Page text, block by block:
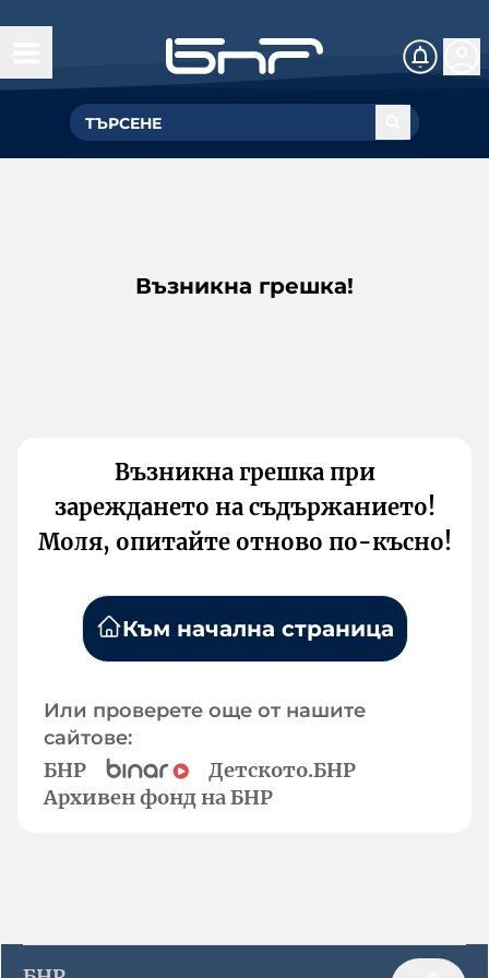
Възникна грешка!
Възникна грешка при
зареждането на съдържанието!
Моля, опитайте отново по-късно!
Към начална страница
Или проверете още от нашите
сайтове:
БНР
Детското.БНР
Архивен фонд на БНР